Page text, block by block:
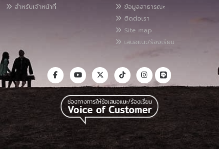
สำหรับเจ้าหน้าที่
ข้อมูลสาธารณะ
ติดต่อเรา
Site map
เสนอแนะ/ร้องเรียน